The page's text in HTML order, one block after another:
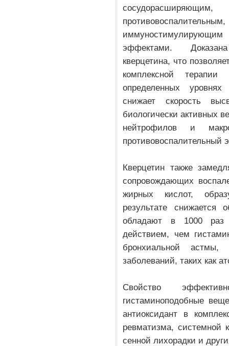
эффектами.
кверцетина, что
комплексной
определенных
снижает скорость
биологически активных
нейтрофилов и
противовоспалительный
Кверцетин также
сопровождающих
жирных кислот,
результате снижается
обладают в 1000 раз
действием, чем
бронхиальной астмы,
заболеваний, таких как
Свойство
гистаминоподобные
антиоксидант в
ревматизма, системной
сенной лихорадки и